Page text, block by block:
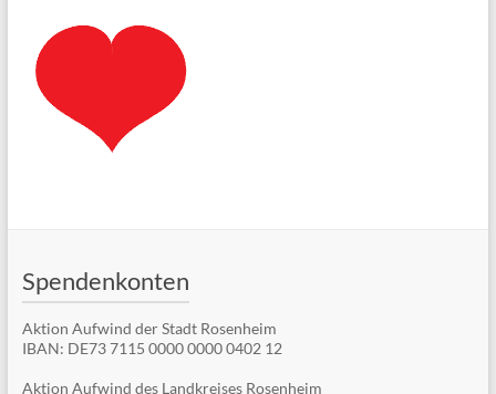
Spendenkonten
Aktion Aufwind der Stadt Rosenheim
IBAN: DE73 7115 0000 0000 0402 12
Aktion Aufwind des Landkreises Rosenheim